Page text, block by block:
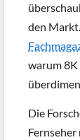
den
warum
Die